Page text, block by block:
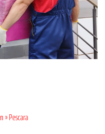
» Pescara